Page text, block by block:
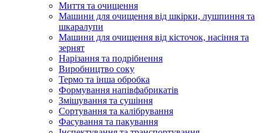
Миття та очищення
Машини для очищення від шкірки, лушпиння та
шкаралупи
Машини для очищення від кісточок, насіння та
зернят
Нарізання та подрібнення
Виробництво соку
Термо та інша обробка
Формування напівфабрикатів
Змішування та сушіння
Сортування та калібрування
Фасування та пакування